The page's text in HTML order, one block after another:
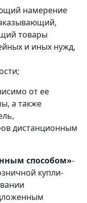
намерение
товары
и иных нужд,
от ее
а также
дистанционным
способом»-
купли-